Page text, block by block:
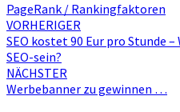
PageRank / Rankingfaktoren
Beitragsnavigation
VORHERIGER
SEO kostet 90 Eur pro Stunde
SEO-sein?
NÄCHSTER
Werbebanner zu gewinnen …